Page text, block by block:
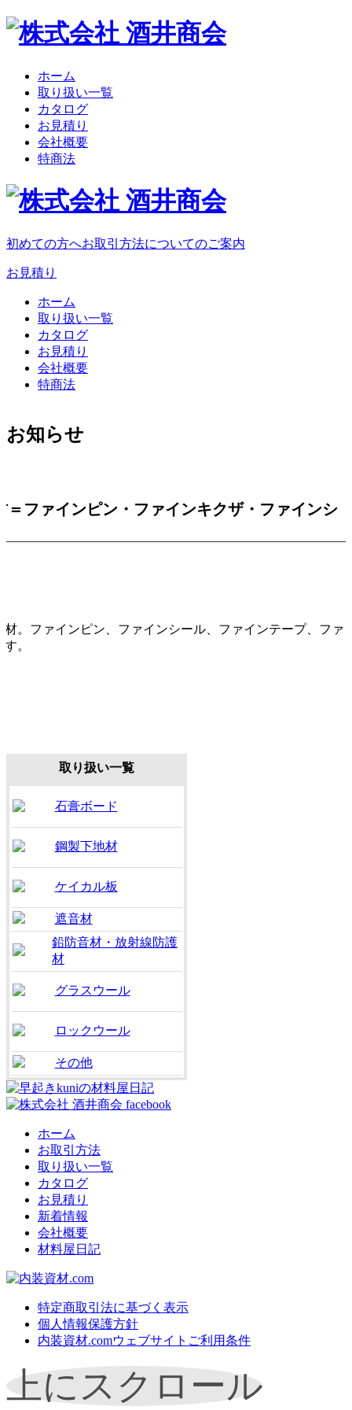
ホーム
取り扱い一覧
カタログ
お見積り
会社概要
特商法
初めての方へお取引方法についてのご案内
お見積り
ホーム
取り扱い一覧
カタログ
お見積り
会社概要
特商法
お知らせ
＝ファインピン・ファインキクザ・ファインシ
。ファインピン、ファインシール、ファインテープ、ファ
。
取り扱い一覧
石膏ボード
鋼製下地材
ケイカル板
遮音材
鉛防音材・放射線防護
材
グラスウール
ロックウール
その他
ホーム
お取引方法
取り扱い一覧
カタログ
お見積り
新着情報
会社概要
材料屋日記
特定商取引法に基づく表示
個人情報保護方針
内装資材.comウェブサイトご利用条件
上にスクロール